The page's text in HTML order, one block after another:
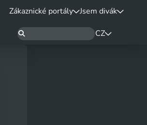
Zákaznické portály Jsem divák
CZ